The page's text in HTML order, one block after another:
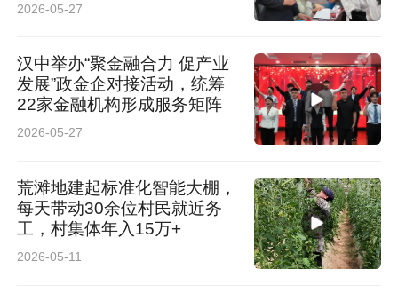
2026-05-27
汉中举办“聚金融合力 促产业
发展”政金企对接活动，统筹
22家金融机构形成服务矩阵
2026-05-27
荒滩地建起标准化智能大棚，
每天带动30余位村民就近务
工，村集体年入15万+
2026-05-11